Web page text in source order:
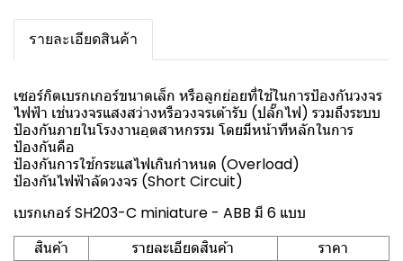
รายละเอียดสินค้า
เซอร์กิตเบรกเกอร์ขนาดเล็ก หรือลูกย่อยที่ใช้ในการป้องกันวงจร
ไฟฟ้า เช่นวงจรแสงสว่างหรือวงจรเต้ารับ (ปลั๊กไฟ) รวมถึงระบบ
ป้องกันภายในโรงงานอุตสาหกรรม โดยมีหน้าทีหลักในการ
ป้องกันคือ
ป้องกันการใช้กระแสไฟเกินกำหนด (Overload)
ป้องกันไฟฟ้าลัดวงจร (Short Circuit)
เบรกเกอร์ SH203-C miniature - ABB มี 6 แบบ
สินค้า
รายละเอียดสินค้า
ราคา